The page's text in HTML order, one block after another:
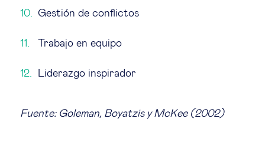
Gestión de conflictos
Trabajo en equipo
Liderazgo inspirador
Fuente: Goleman, Boyatzis y McKee (2002)